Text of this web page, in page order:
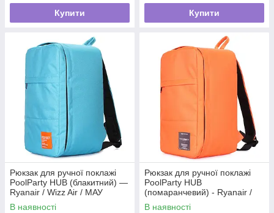
Купити Купити
Рюкзак для ручної поклажі
PoolParty HUB (блакитний) —
Ryanair / Wizz Air / МАУ
В наявності
Рюкзак для ручної поклажі
PoolParty HUB
(помаранчевий) - Ryanair /
Wizz Air / МАУ
В наявності